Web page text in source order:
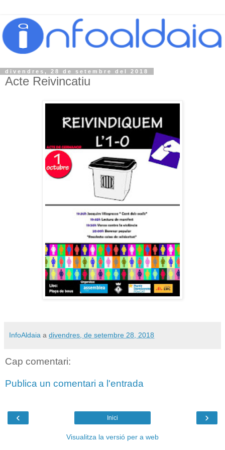
divendres, 28 de setembre del 2018
Acte Reivincatiu
InfoAldaia a divendres, de setembre 28, 2018
Cap comentari:
Publica un comentari a l'entrada
‹ ›
Inici
Visualitza la versió per a web